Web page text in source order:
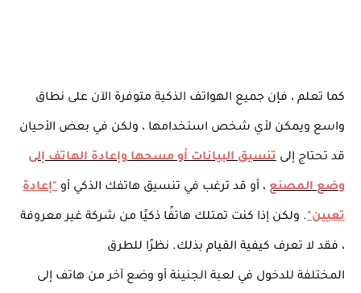
كما تعلم ، فإن جميع الهواتف الذكية متوفرة الآن على نطاق
واسع ويمكن لأي شخص استخدامها ، ولكن في بعض الأحيان
قد تحتاج إلى تنسيق البيانات أو مسحها وإعادة الهاتف إلى
وضع المصنع ، أو قد ترغب في تنسيق هاتفك الذكي أو "إعادة
تعيين". ولكن إذا كنت تمتلك هاتفًا ذكيًا من شركة غير معروفة
، فقد لا تعرف كيفية القيام بذلك. نظرًا للطرق
المختلفة للدخول في لعبة الجنينة أو وضع آخر من هاتف إلى